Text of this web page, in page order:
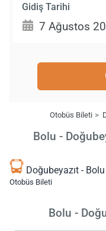
Gidiş Tarihi
Otobüs Bileti
Bolu -
Doğubeyazıt - Bolu
Otobüs Bileti
Bolu -